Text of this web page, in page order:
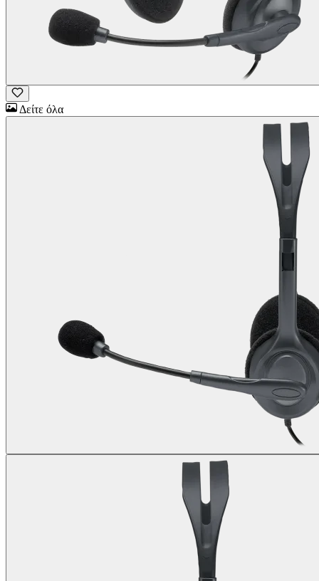
Δείτε όλα